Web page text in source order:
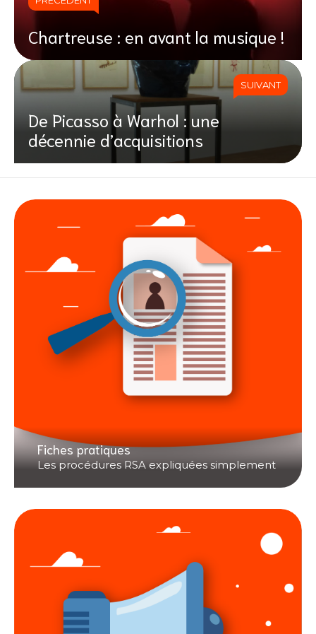
Chartreuse : en avant la musique !
SUIVANT
De Picasso à Warhol : une
décennie d’acquisitions
Fiches pratiques
Les procédures RSA expliquées simplement